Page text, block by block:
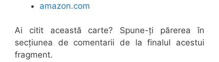
amazon.com
Ai citit această carte? Spune-ți părerea în
secțiunea de comentarii de la finalul acestui
fragment.